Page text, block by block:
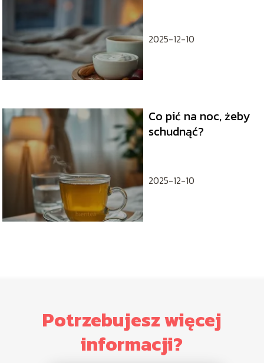
2025-12-10
Co pić na noc, żeby
schudnąć?
2025-12-10
Potrzebujesz więcej
informacji?